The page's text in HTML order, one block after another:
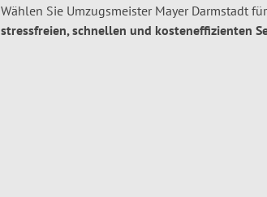
Wählen Sie Umzugsmeister Mayer Darmstadt
stressfreien, schnellen und kosteneffizienten